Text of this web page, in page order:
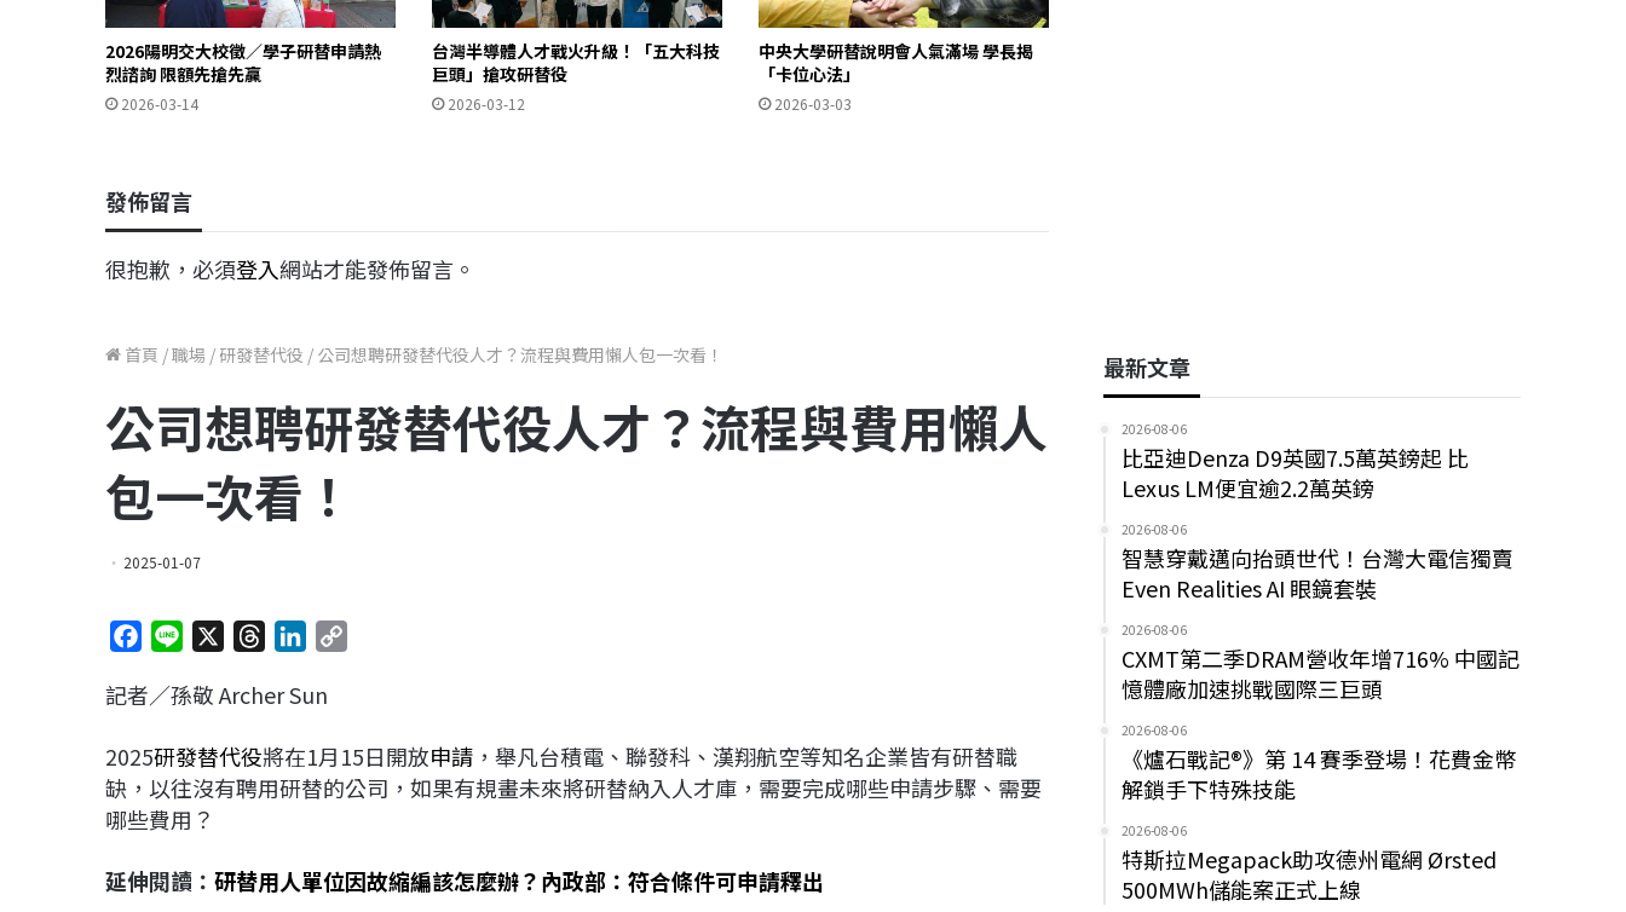
2026陽明交大校徵／學子研替申請熱
烈諮詢 限額先搶先贏
2026-03-14
台灣半導體人才戰火升級！「五大科技
巨頭」搶攻研替役
2026-03-12
中央大學研替說明會人氣滿場 學長揭
「卡位心法」
2026-03-03
發佈留言
很抱歉，必須登入網站才能發佈留言。